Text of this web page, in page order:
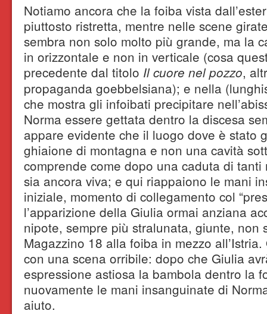
Notiamo ancora che la foiba vista
piuttosto ristretta, mentre nelle scene
sembra non solo molto più grande, ma la
in orizzontale e non in verticale (cosa
precedente dal titolo Il cuore nel pozzo,
propaganda goebbelsiana); e nella
che mostra gli infoibati precipitare
Norma essere gettata dentro la discesa
appare evidente che il luogo dove è stato
ghiaione di montagna e non una cavità
comprende come dopo una caduta di
sia ancora viva; e qui riappaiono le mani
iniziale, momento di collegamento col
l’apparizione della Giulia ormai anziana
nipote, sempre più stralunata, giunte, non
Magazzino 18 alla foiba in mezzo
con una scena orribile: dopo che Giulia
espressione astiosa la bambola dentro la
nuovamente le mani insanguinate di
aiuto.